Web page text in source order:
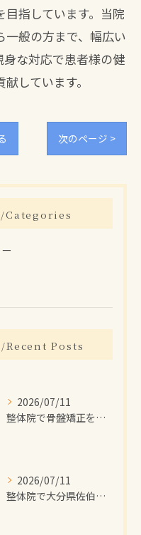
指しています。当院
一般の方まで、幅広い
な対応で患者様の健
しています。
次のページ >
Categories
Recent Posts
2026/07/11
整体院で骨盤矯正を受けたい大分県佐伯市の女性に向けた施術回数や費用目安と通院計画ガイド
2026/07/11
整体院で大分県佐伯市のむくみを根本改善するためのセルフケアと施術のポイント解説